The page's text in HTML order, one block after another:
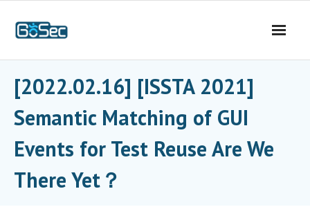
content
[2022.02.16] [ISSTA 2021]
Semantic Matching of GUI
Events for Test Reuse Are We
There Yet？